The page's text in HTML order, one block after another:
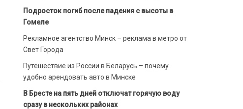
Подросток погиб после падения с высоты в
Гомеле
Рекламное агентство Минск – реклама в метро от
Свет Города
Путешествие из России в Беларусь – почему
удобно арендовать авто в Минске
В Бресте на пять дней отключат горячую воду
сразу в нескольких районах